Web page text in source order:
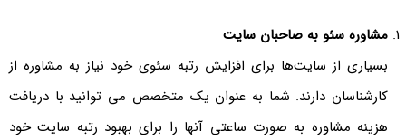
مشاوره سئو به صاحبان سایت
بسیاری از سایت‌ها برای افزایش رتبه سئوی خود نیاز به مشاوره از
کارشناسان دارند. شما به عنوان یک متخصص می توانید با دریافت
هزینه مشاوره به صورت ساعتی آنها را برای بهبود رتبه سایت خود